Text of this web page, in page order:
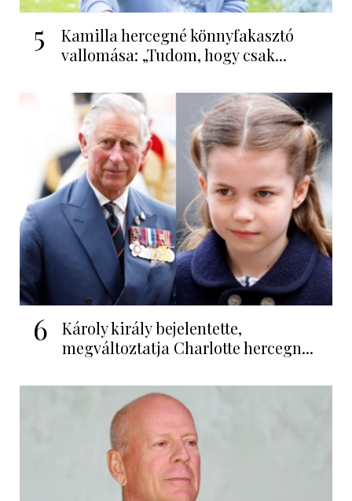
5
Kamilla hercegné könnyfakasztó
vallomása: „Tudom, hogy csak...
6
Károly király bejelentette,
megváltoztatja Charlotte hercegn...